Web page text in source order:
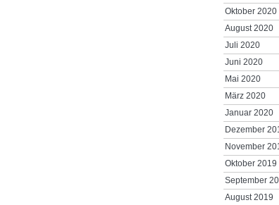
Oktober 2020
August 2020
Juli 2020
Juni 2020
Mai 2020
März 2020
Januar 2020
Dezember
November
Oktober 2019
September
August 2019